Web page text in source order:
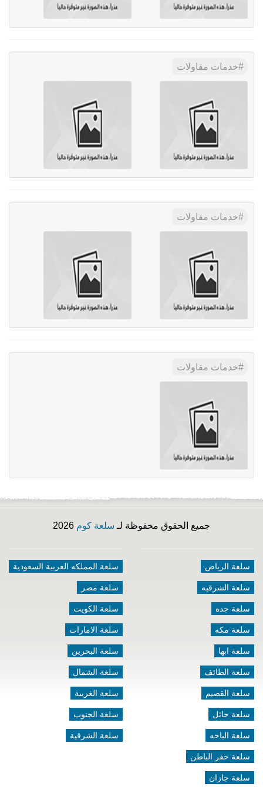
خدمات مقاولات
خدمات مقاولات
خدمات مقاولات
جميع الحقوق محفوظة لـ سلعة كوم
سلعة الرياض
سلعة الشرقيه
سلعة جده
سلعة مكه
سلعة ابها
سلعة الطائف
سلعة القصيم
سلعة حائل
سلعة الباحه
سلعة حفر الباطن
سلعة جازان
سلعة المملكه العربية السعودية
سلعة مصر
سلعة الكويت
سلعة الامارات
سلعة البحرين
سلعة الشمال
سلعة الغربية
سلعة الجنوب
سلعة الشرقية